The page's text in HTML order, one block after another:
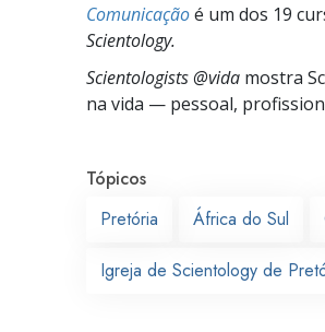
Comunicaçãoé um dos 19
Scientology.
Scientologists @vida mostra
na vida — pessoal,
Tópicos
Pretória
África do Sul
Igreja de Scientology de